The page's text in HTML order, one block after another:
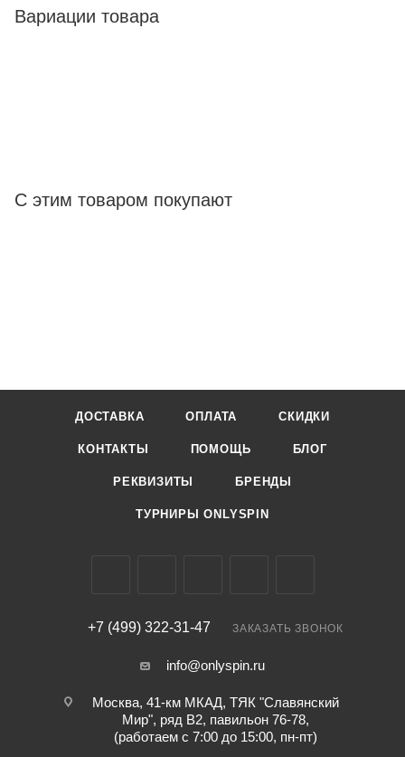
Вариации товара
С этим товаром покупают
ДОСТАВКА ОПЛАТА СКИДКИ
КОНТАКТЫ ПОМОЩЬ БЛОГ
РЕКВИЗИТЫ БРЕНДЫ
ТУРНИРЫ ONLYSPIN
+7 (499) 322-31-47 ЗАКАЗАТЬ ЗВОНОК
info@onlyspin.ru
Москва, 41-км МКАД, ТЯК "Славянский
Мир", ряд В2, павильон 76-78,
(работаем с 7:00 до 15:00, пн-пт)